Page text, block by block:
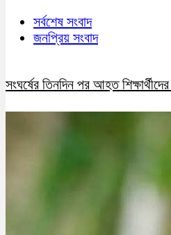
সর্বশেষ সংবাদ
জনপ্রিয় সংবাদ
সংঘর্ষের তিনদিন পর আহত